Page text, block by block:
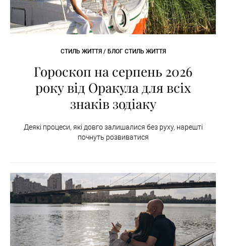
СТИЛЬ ЖИТТЯ / БЛОГ СТИЛЬ ЖИТТЯ
Гороскоп на серпень 2026
року від Оракула для всіх
знаків зодіаку
Деякі процеси, які довго залишалися без руху, нарешті
почнуть розвиватися